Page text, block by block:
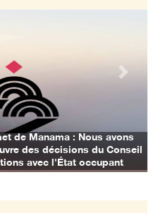
volent un t ...
dans le ...
Manama : Nous avons
des décisions du Conseil
avec l'État occupant
Next